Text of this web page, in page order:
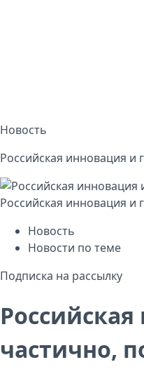
Новость
Российская инновация
Российская инновация
Новость
Новости по теме
Подписка на рассылку
частично,